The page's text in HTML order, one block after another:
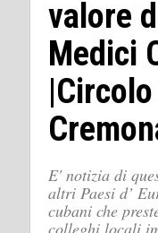
valore
Medici
E' notizia di
altri Paesi d’
cubani che
colleghi locali